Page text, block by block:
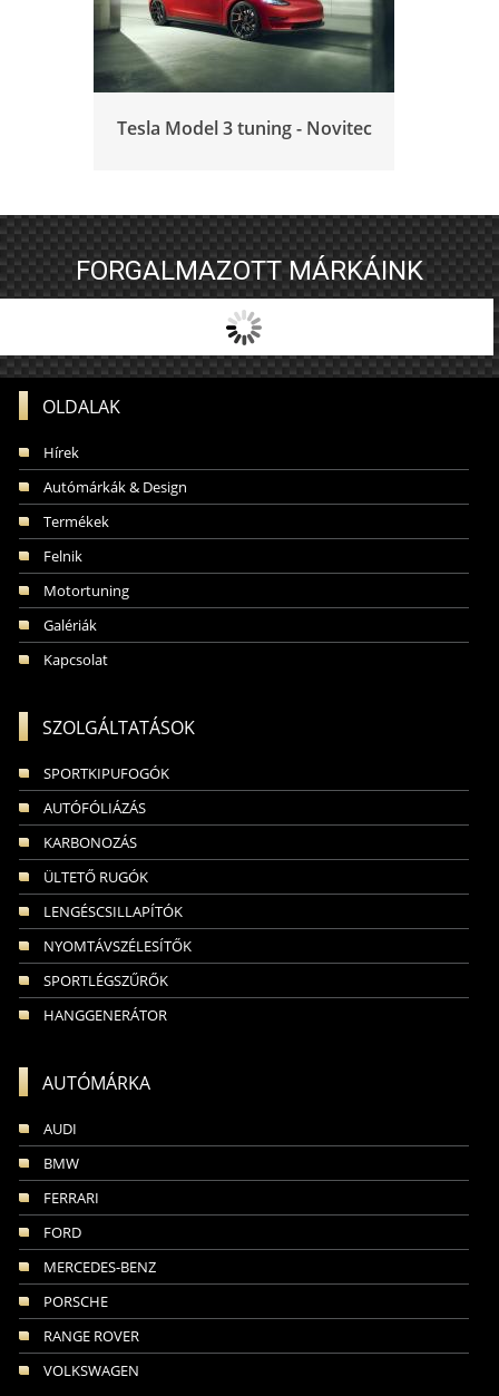
Tesla Model 3 tuning - Novitec
FORGALMAZOTT MÁRKÁINK
OLDALAK
Hírek
Autómárkák & Design
Termékek
Felnik
Motortuning
Galériák
Kapcsolat
SZOLGÁLTATÁSOK
SPORTKIPUFOGÓK
AUTÓFÓLIÁZÁS
KARBONOZÁS
ÜLTETŐ RUGÓK
LENGÉSCSILLAPÍTÓK
NYOMTÁVSZÉLESÍTŐK
SPORTLÉGSZŰRŐK
HANGGENERÁTOR
AUTÓMÁRKA
AUDI
BMW
FERRARI
FORD
MERCEDES-BENZ
PORSCHE
RANGE ROVER
VOLKSWAGEN